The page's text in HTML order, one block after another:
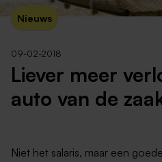
Nieuws
09-02-2018
Liever meer
auto van de
Niet het salaris, maar een